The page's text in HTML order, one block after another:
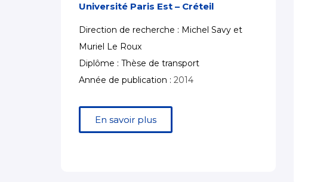
Université Paris Est – Créteil
Direction de recherche : Michel Savy et
Muriel Le Roux
Diplôme : Thèse de transport
Année de publication : 2014
En savoir plus